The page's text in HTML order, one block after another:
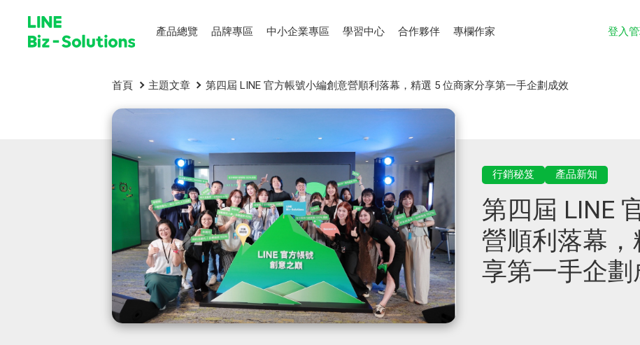
產品總覽 品牌專區 中小企業專區 學習中心 合作夥伴 專欄作家 登入
首頁 主題文章 第四屆 LINE 官方帳號小編創意營順利落幕，精選 5 位商家分享第一手企劃成效
行銷秘笈 產品新知
第四屆 LINE
營順利落幕
享第一手企劃